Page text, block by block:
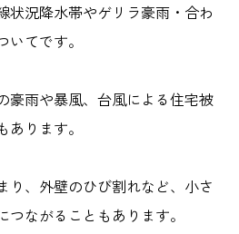
状況降水帯やゲリラ豪雨・合わ
てです。
豪雨や暴風、台風による住宅被
ります。
り、外壁のひび割れなど、小さ
ながることもあります。